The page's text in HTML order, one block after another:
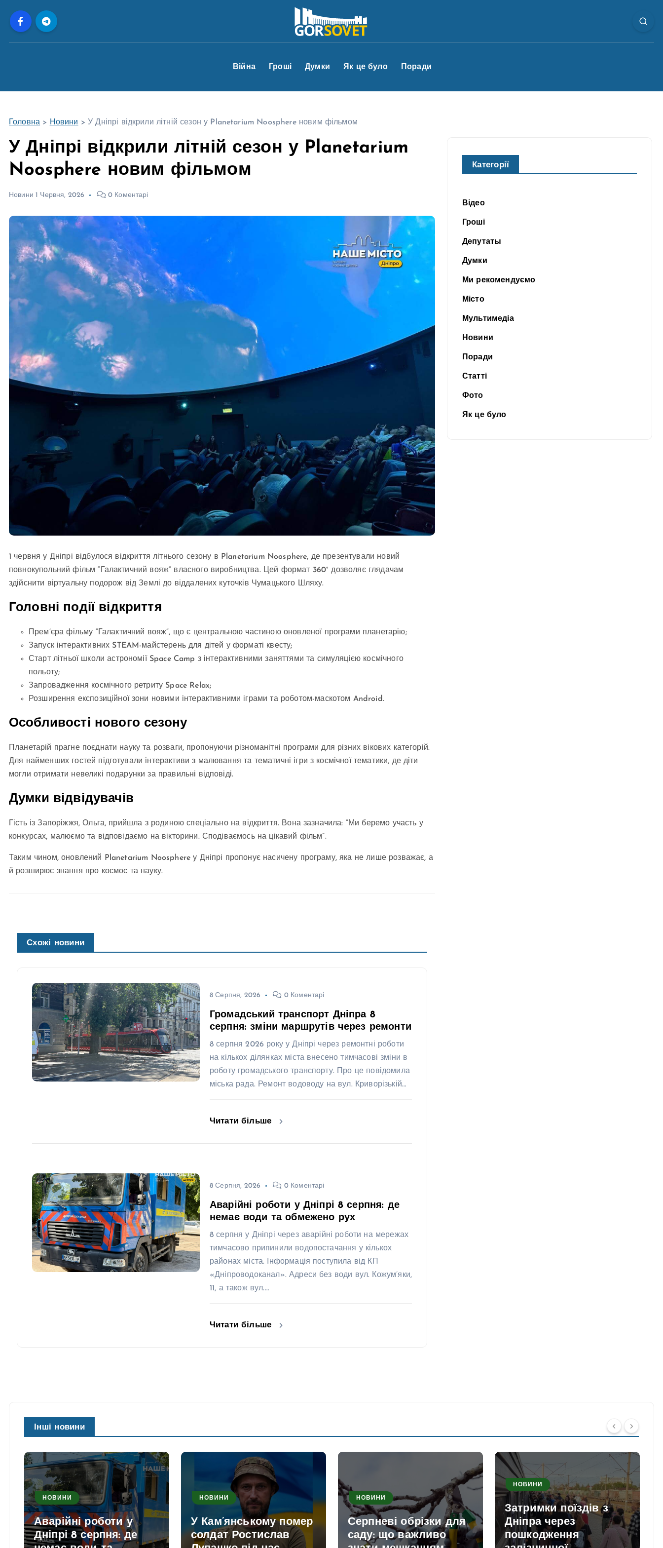
Війна Гроші Думки Як це було Поради
Головна > Новини > У Дніпрі відкрили літній сезон у Planetarium Noosphere новим фільмом
У Дніпрі відкрили літній сезон у Planetarium
Noosphere новим фільмом
Новини 1 Червня, 2026 0 Коментарі
1 червня у Дніпрі відбулося відкриття літнього сезону в Planetarium Noosphere, де презентували новий
повнокупольний фільм “Галактичний вояж” власного виробництва. Цей формат 360° дозволяє глядачам
здійснити віртуальну подорож від Землі до віддалених куточків Чумацького Шляху.
Головні події відкриття
Прем’єра фільму “Галактичний вояж”, що є центральною частиною оновленої програми планетарію;
Запуск інтерактивних STEAM-майстерень для дітей у форматі квесту;
Старт літньої школи астрономії Space Camp з інтерактивними заняттями та симуляцією космічного
польоту;
Запровадження космічного ретриту Space Relax;
Розширення експозиційної зони новими інтерактивними іграми та роботом-маскотом Android.
Особливості нового сезону
Планетарій прагне поєднати науку та розваги, пропонуючи різноманітні програми для різних вікових категорій.
Для найменших гостей підготували інтерактиви з малювання та тематичні ігри з космічної тематики, де діти
могли отримати невеликі подарунки за правильні відповіді.
Думки відвідувачів
Гість із Запоріжжя, Ольга, прийшла з родиною спеціально на відкриття. Вона зазначила: “Ми беремо участь у
конкурсах, малюємо та відповідаємо на вікторини. Сподіваємось на цікавий фільм”.
Таким чином, оновлений Planetarium Noosphere у Дніпрі пропонує насичену програму, яка не лише розважає, а
й розширює знання про космос та науку.
Схожі новини
8 Серпня, 2026 0 Коментарі
Громадський транспорт Дніпра 8
серпня: зміни маршрутів через ремонти
8 серпня 2026 року у Дніпрі через ремонтні роботи
на кількох ділянках міста внесено тимчасові зміни в
роботу громадського транспорту. Про це повідомила
міська рада. Ремонт водоводу на вул. Криворізькій…
Читати більше
8 Серпня, 2026 0 Коментарі
Аварійні роботи у Дніпрі 8 серпня: де
немає води та обмежено рух
8 серпня у Дніпрі через аварійні роботи на мережах
тимчасово припинили водопостачання у кількох
районах міста. Інформація поступила від КП
«Дніпроводоканал». Адреси без води вул. Кожум’яки,
11, а також вул.…
Читати більше
Категорії
Відео
Гроші
Депутаты
Думки
Ми рекомендуємо
Місто
Мультимедіа
Новини
Поради
Статті
Фото
Як це було
Інші новини
НОВИНИ
Аварійні роботи у
Дніпрі 8 серпня: де
НОВИНИ
У Кам’янському помер
солдат Ростислав
НОВИНИ
Серпневі обрізки для
саду: що важливо
НОВИНИ
Затримки поїздів з
Дніпра через
пошкодження